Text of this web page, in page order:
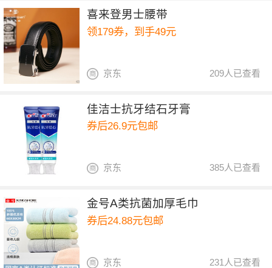
喜来登男士腰带
领179券，到手49元
209人已查看
京东
佳洁士抗牙结石牙膏
券后26.9元包邮
385人已查看
京东
金号A类抗菌加厚毛巾
券后24.88元包邮
231人已查看
京东